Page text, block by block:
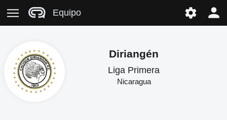
Equipo
Diriangén
Liga Primera
Nicaragua